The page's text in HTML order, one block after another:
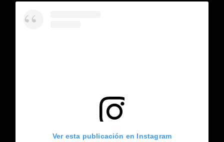
Ver esta publicación en Instagram